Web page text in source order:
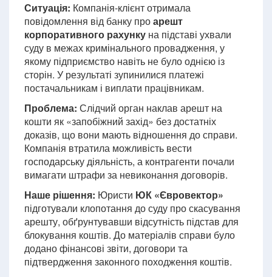
Ситуація: Компанія-клієнт отримала
повідомлення від банку проарешт
корпоративного рахунку на підставі ухвали
суду в межах кримінального провадження, у
якому підприємство навіть не було однією із
сторін. У результаті зупинилися платежі
постачальникам і виплати працівникам.
Проблема: Слідчий орган наклав арешт на
кошти як «запобіжний захід» без достатніх
доказів, що вони мають відношення до справи.
Компанія втратила можливість вести
господарську діяльність, а контрагенти почали
вимагати штрафи за невиконання договорів.
Наше рішення: Юристи ЮК «Євровектор»
підготували клопотання до суду про скасування
арешту, обґрунтувавши відсутність підстав для
блокування коштів. До матеріалів справи було
додано фінансові звіти, договори та
підтвердження законного походження коштів.